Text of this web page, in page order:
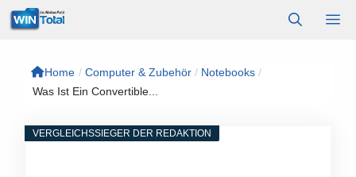
Zum
Inhalt
Home / Computer & Zubehör / Notebooks /
Was Ist Ein Convertible...
VERGLEICHSSIEGER DER REDAKTION